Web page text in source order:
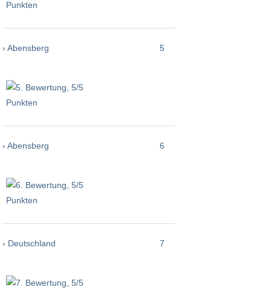
› Abensberg 5
› Abensberg 6
› Deutschland 7